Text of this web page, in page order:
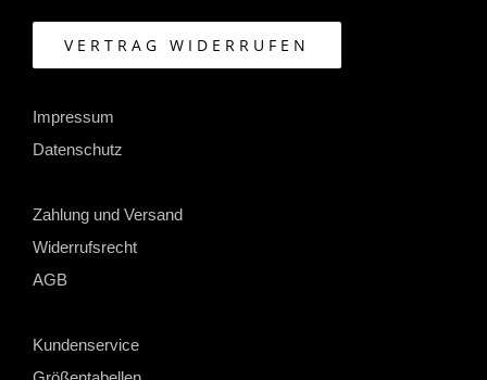
VERTRAG WIDERRUFEN
Impressum
Datenschutz
Zahlung und Versand
Widerrufsrecht
AGB
Kundenservice